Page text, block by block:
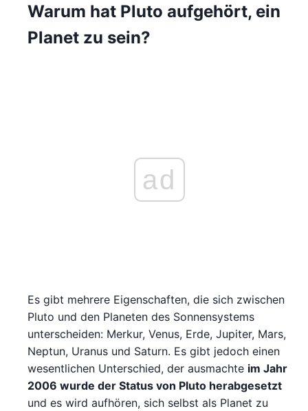
Warum hat Pluto aufgehört, ein
Planet zu sein?
ad
Es gibt mehrere Eigenschaften, die sich zwischen
Pluto und den Planeten des Sonnensystems
unterscheiden: Merkur, Venus, Erde, Jupiter, Mars,
Neptun, Uranus und Saturn. Es gibt jedoch einen
wesentlichen Unterschied, der ausmachte im Jahr
2006 wurde der Status von Pluto herabgesetzt
und es wird aufhören, sich selbst als Planet zu